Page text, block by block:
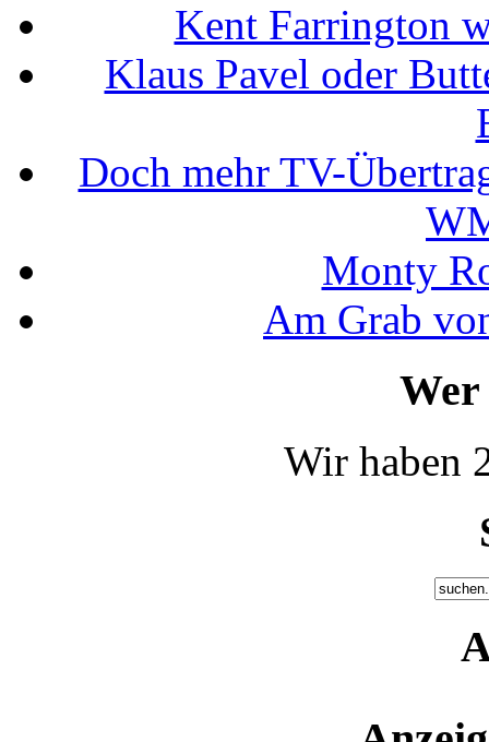
Kent Farrington
Klaus Pavel oder
Doch mehr TV-
Monty
Am Grab
Wir haben